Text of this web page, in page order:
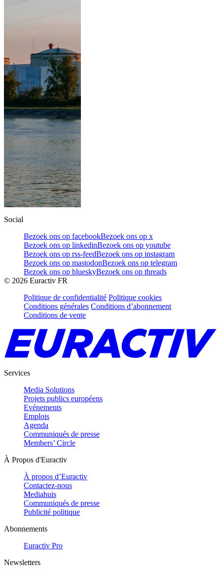
Social
Bezoek ons op facebookBezoek ons op x
Bezoek ons op linkedinBezoek ons op youtube
Bezoek ons op rss-feedBezoek ons op instagram
Bezoek ons op mastodonBezoek ons op telegram
Bezoek ons op blueskyBezoek ons op threads
© 2026 Euractiv FR
Politique de confidentialité Politique cookies
Conditions générales Conditions d’abonnement
Conditions de vente
Services
Media Solutions
Projets publics européens
Evénements
Emplois
Agenda
Communiqués de presse
Members’ Circle
À Propos d'Euractiv
À propos d’Euractiv
Contactez-nous
Mediahuis
Communiqués de presse
Publicité politique
Abonnements
Euractiv Pro
Newsletters